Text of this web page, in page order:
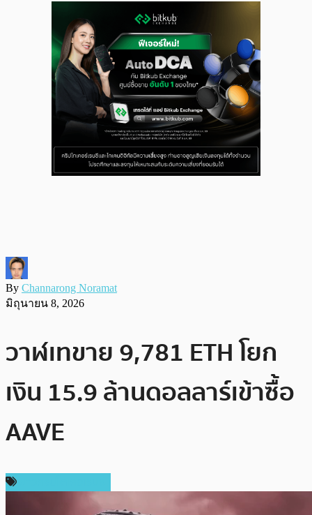
By Channarong Noramat
มิถุนายน 8, 2026
วาฬเทขาย 9,781 ETH โยก
เงิน 15.9 ล้านดอลลาร์เข้าซื้อ
AAVE